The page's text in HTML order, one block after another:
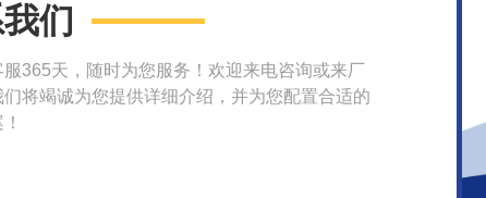
们
服365天，随时为您服务！欢迎来电咨询或来厂
将竭诚为您提供详细介绍，并为您配置合适的